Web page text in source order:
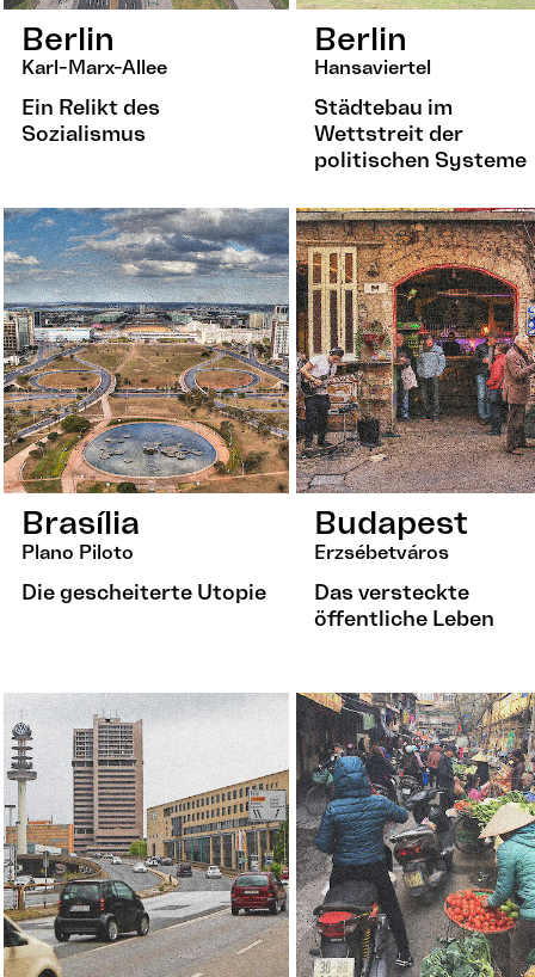
Berlin
Karl-Marx-Allee
Ein Relikt des
Sozialismus
Berlin
Hansaviertel
Städtebau im
Wettstreit der
politischen Systeme
Brasília
Plano Piloto
Die gescheiterte Utopie
Budapest
Erzsébetváros
Das versteckte
öffentliche Leben